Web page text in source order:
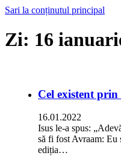
Sari la conținutul principal
Zi: 16
Cel existent prin
16.01.2022
Isus le-a spus:
să fi fost Avraam: Eu
ediția…